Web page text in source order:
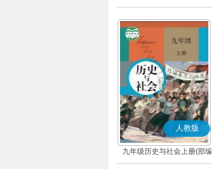
版)
人教版
九年级历史与社会上册(部编
版)